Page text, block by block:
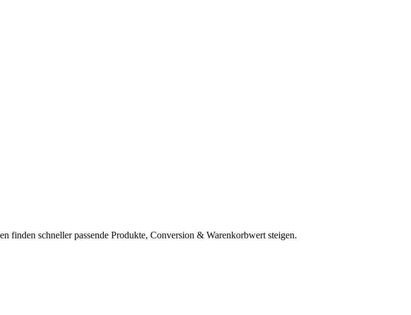
finden schneller passende Produkte, Conversion & Warenkorbwert steigen.